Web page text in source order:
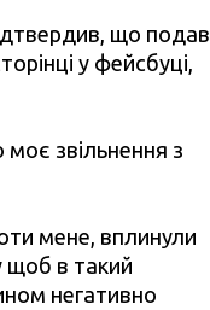
що подав
у фейсбуці,
звільнення з
мене, вплинули
щоб в такий
негативно